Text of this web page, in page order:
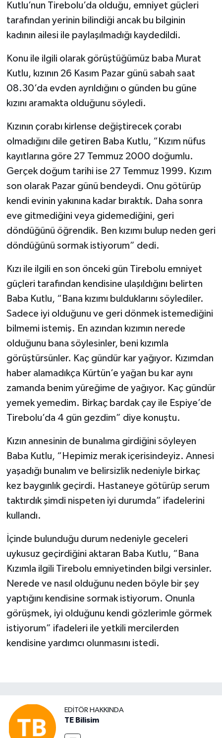
Kutlu’nun Tirebolu’da olduğu, emniyet güçleri
tarafından yerinin bilindiği ancak bu bilginin
kadının ailesi ile paylaşılmadığı kaydedildi.
Konu ile ilgili olarak görüştüğümüz baba Murat
Kutlu, kızının 26 Kasım Pazar günü sabah saat
08.30’da evden ayrıldığını o günden bu güne
kızını aramakta olduğunu söyledi.
Kızının çorabı kirlense değiştirecek çorabı
olmadığını dile getiren Baba Kutlu, “Kızım nüfus
kayıtlarına göre 27 Temmuz 2000 doğumlu.
Gerçek doğum tarihi ise 27 Temmuz 1999. Kızım
son olarak Pazar günü bendeydi. Onu götürüp
kendi evinin yakınına kadar bıraktık. Daha sonra
eve gitmediğini veya gidemediğini, geri
döndüğünü öğrendik. Ben kızımı bulup neden geri
döndüğünü sormak istiyorum” dedi.
Kızı ile ilgili en son önceki gün Tirebolu emniyet
güçleri tarafından kendisine ulaşıldığını belirten
Baba Kutlu, “Bana kızımı bulduklarını söylediler.
Sadece iyi olduğunu ve geri dönmek istemediğini
bilmemi istemiş. En azından kızımın nerede
olduğunu bana söylesinler, beni kızımla
görüştürsünler. Kaç gündür kar yağıyor. Kızımdan
haber alamadıkça Kürtün’e yağan bu kar aynı
zamanda benim yüreğime de yağıyor. Kaç gündür
yemek yemedim. Birkaç bardak çay ile Espiye’de
Tirebolu’da 4 gün gezdim” diye konuştu.
Kızın annesinin de bunalıma girdiğini söyleyen
Baba Kutlu, “Hepimiz merak içerisindeyiz. Annesi
yaşadığı bunalım ve belirsizlik nedeniyle birkaç
kez baygınlık geçirdi. Hastaneye götürüp serum
taktırdık şimdi nispeten iyi durumda” ifadelerini
kullandı.
İçinde bulunduğu durum nedeniyle geceleri
uykusuz geçirdiğini aktaran Baba Kutlu, “Bana
Kızımla ilgili Tirebolu emniyetinden bilgi versinler.
Nerede ve nasıl olduğunu neden böyle bir şey
yaptığını kendisine sormak istiyorum. Onunla
görüşmek, iyi olduğunu kendi gözlerimle görmek
istiyorum” ifadeleri ile yetkili mercilerden
kendisine yardımcı olunmasını istedi.
EDITÖR HAKKINDA
TE Bilisim